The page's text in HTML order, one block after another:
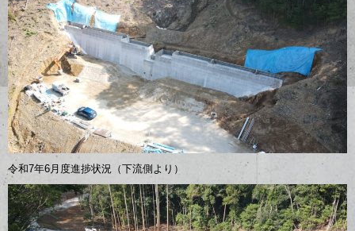
令和7年6月度進捗状況（下流側より）